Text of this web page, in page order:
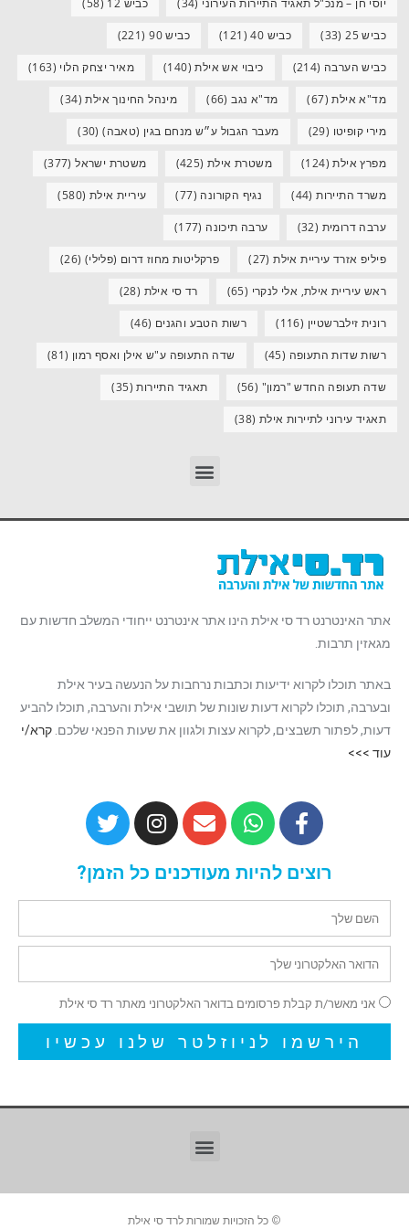
יוסי חן – מנכ"ל תאגיד התיירות העירוני (34) כביש 12 (58)
כביש 25 (33) כביש 40 (121) כביש 90 (221)
כביש הערבה (214) כיבוי אש אילת(140) מאיר יצחק הלוי (163)
מד"א אילת(67) מד"א נגב(66) מינהל החינוך אילת(34)
מירי קופיטו (29) מעבר הגבול ע״ש מנחם בגין (טאבה)(30)
מפרץ אילת(124) משטרת אילת (425) משטרת ישראל(377)
משרד התיירות(44) נגיף הקורונה (77) עיריית אילת (580)
ערבה דרומית (32) ערבה תיכונה (177)
פיליפ אזרד עיריית אילת(27) פרקליטות מחוז דרום (פלילי) (26)
ראש עיריית אילת, אלי לנקרי (65) רד סי אילת (28)
רונית זילברשטיין (116) רשות הטבע והגנים (46)
רשות שדות התעופה (45) שדה התעופה ע"ש אילן ואסף רמון (81)
שדה תעופה החדש "רמון" (56) תאגיד התיירות(35)
תאגיד עירוני לתיירות אילת (38)
אתר האינטרנט רד סי אילת הינו אתר אינטרנט ייחודי המשלב חדשות עם
מגאזין תרבות.
באתר תוכלו לקרוא ידיעות וכתבות נרחבות על הנעשה בעיר אילת
ובערבה, תוכלו לקרוא דעות שונות של תושבי אילת והערבה, תוכלו להביע
דעות, לפתור תשבצים, לקרוא עצות ולגוון את שעות הפנאי שלכם. קרא/י
עוד >>>
רוצים להיות מעודכנים כל הזמן?
אני מאשר/ת קבלת פרסומים בדואר האלקטרוני מאתר רד סי אילת
הירשמו לניוזלטר שלנו עכשיו
© כל הזכויות שמורות לרד סי אילת